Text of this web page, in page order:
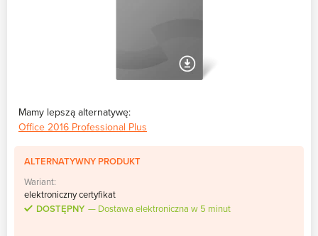
Mamy lepszą alternatywę:
Office 2016 Professional Plus
ALTERNATYWNY PRODUKT
Wariant:
elektroniczny certyfikat
DOSTĘPNY
Dostawa elektroniczna w 5 minut